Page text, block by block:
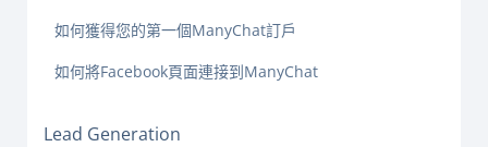
如何獲得您的第一個ManyChat訂戶
如何將Facebook頁面連接到ManyChat
Lead Generation